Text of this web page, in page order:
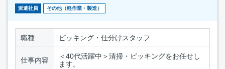
派遣社員 その他（軽作業・製造）
職種 ピッキング・仕分けスタッフ
仕事内容
＜40代活躍中＞清掃・ピッキングをお任せし
ます。